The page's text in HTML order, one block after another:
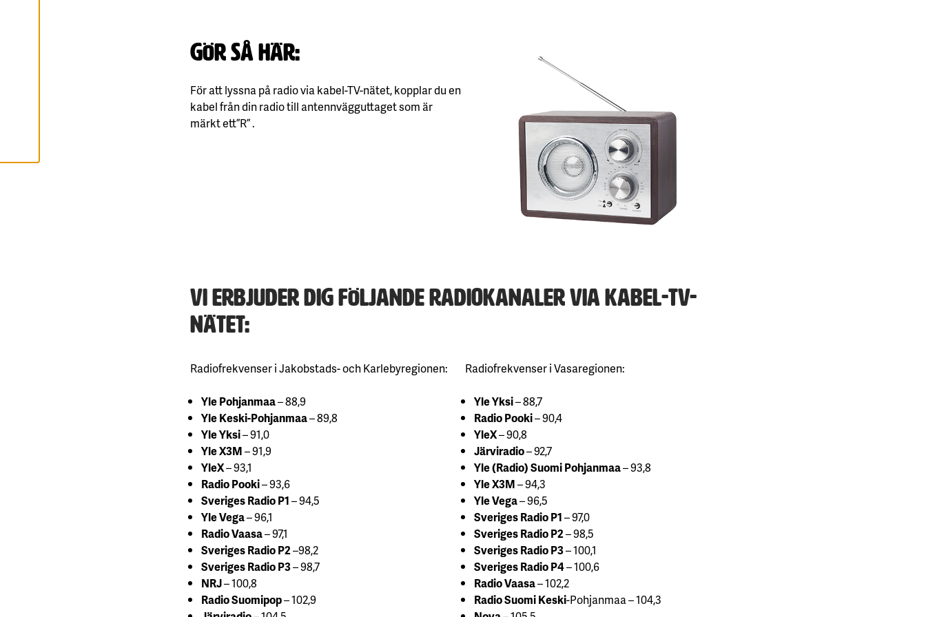
Gör så här:
För att lyssna på radio via kabel-TV-nätet, kopplar du en
kabel från din radio till antennvägguttaget som är
märkt ett ”R” .
Vi erbjuder dig följande radiokanaler via kabel-TV-
nätet:
Radiofrekvenser i Jakobstads- och Karlebyregionen:
Yle Pohjanmaa– 88,9
Yle Keski-Pohjanmaa– 89,8
Yle Yksi– 91,0
Yle X3M– 91,9
YleX– 93,1
Radio Pooki– 93,6
Sveriges Radio P1– 94,5
Yle Vega– 96,1
Radio Vaasa– 97,1
Sveriges Radio P2–98,2
Sveriges Radio P3– 98,7
NRJ– 100,8
RadioSuomipop– 102,9
Radiofrekvenser i Vasaregionen:
Yle Yksi– 88,7
Radio Pooki– 90,4
YleX– 90,8
Järviradio– 92,7
Yle (Radio) Suomi Pohjanmaa– 93,8
Yle X3M– 94,3
Yle Vega– 96,5
Sveriges Radio P1– 97,0
Sveriges Radio P2– 98,5
Sveriges Radio P3– 100,1
Sveriges Radio P4– 100,6
Radio Vaasa– 102,2
Radio Suomi Keski-Pohjanmaa – 104,3